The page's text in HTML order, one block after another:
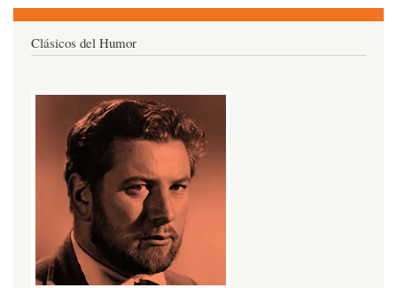
Clásicos del Humor